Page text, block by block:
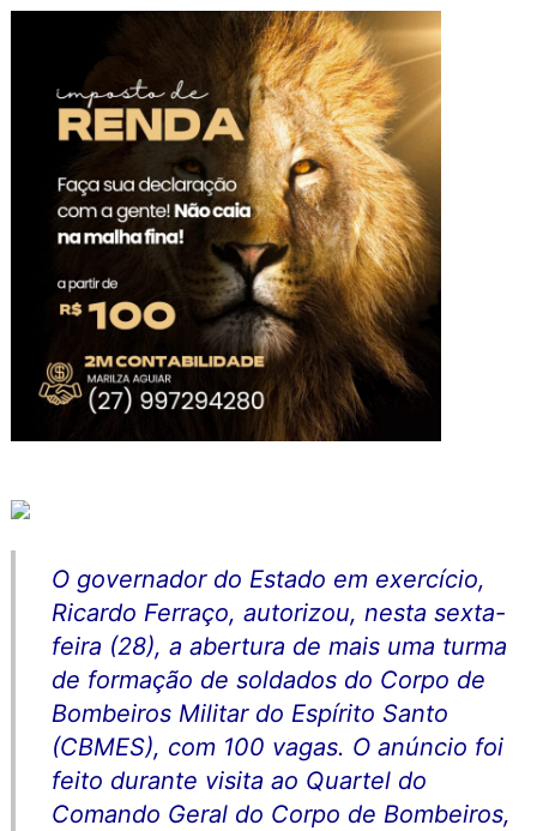
O governador do Estado em exercício,
Ricardo Ferraço, autorizou, nesta sexta-
feira (28), a abertura de mais uma turma
de formação de soldados do Corpo de
Bombeiros Militar do Espírito Santo
(CBMES), com 100 vagas. O anúncio foi
feito durante visita ao Quartel do
Comando Geral do Corpo de Bombeiros,